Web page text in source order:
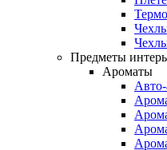
Предметы
Ароматы
Авто-